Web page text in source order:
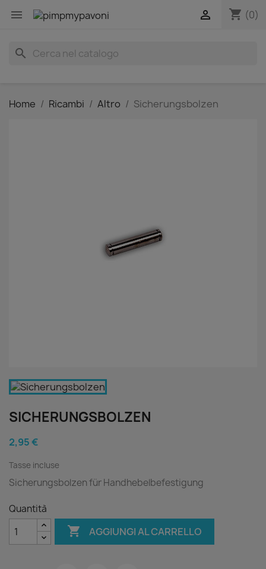
 shopping_cart (0)

search
Home Ricambi Altro Sicherungsbolzen
SICHERUNGSBOLZEN
2,95 €
Tasse incluse
Sicherungsbolzen für Handhebelbefestigung
Quantità
 AGGIUNGI AL CARRELLO